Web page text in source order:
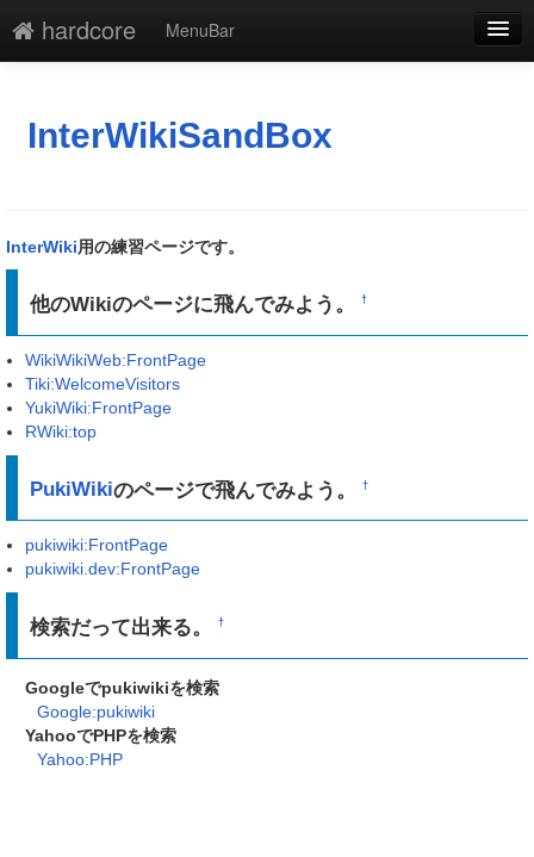
hardcore
MenuBar
添付
一覧
単語検索
InterWikiSandBox
InterWiki用の練習ページです。
他のWikiのページに飛んでみよう。†
WikiWikiWeb:FrontPage
Tiki:WelcomeVisitors
YukiWiki:FrontPage
RWiki:top
PukiWikiのページで飛んでみよう。†
pukiwiki:FrontPage
pukiwiki.dev:FrontPage
検索だって出来る。†
Googleでpukiwikiを検索
Google:pukiwiki
YahooでPHPを検索
Yahoo:PHP